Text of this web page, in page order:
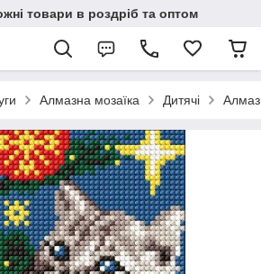
товари в роздріб та оптом
Алмазна мозаїка Дитячі